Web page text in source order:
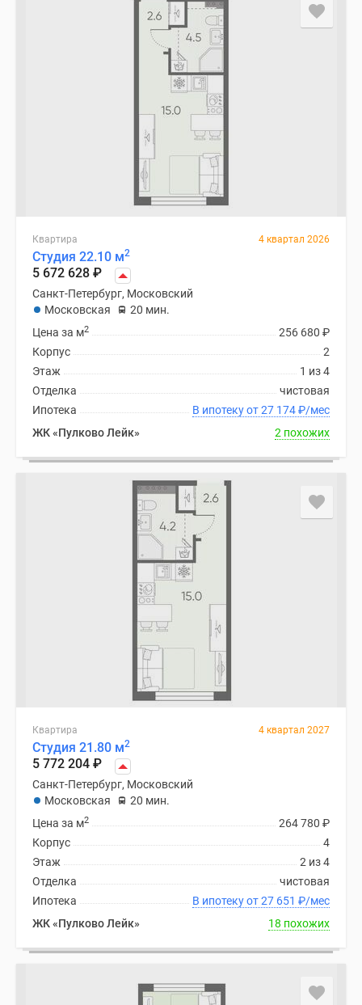
Квартира 4 квартал 2026
Студия 22.10 м2
5 672 628 ₽
Санкт-Петербург, Московский
Московская
20 мин.
256 680 ₽
Цена за м2
2
Корпус
1 из 4
Этаж
чистовая
Отделка
В ипотеку от 27 174₽/мес
Ипотека
ЖК «Пулково Лейк»
2 похожих
Квартира 4 квартал 2027
Студия 21.80 м2
5 772 204 ₽
Санкт-Петербург, Московский
Московская
20 мин.
264 780 ₽
Цена за м2
4
Корпус
2 из 4
Этаж
чистовая
Отделка
В ипотеку от 27 651 ₽/мес
Ипотека
ЖК «Пулково Лейк»
18 похожих